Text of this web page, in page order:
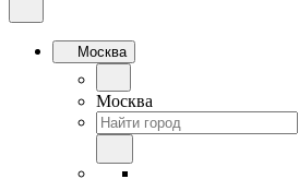
Москва
Москва